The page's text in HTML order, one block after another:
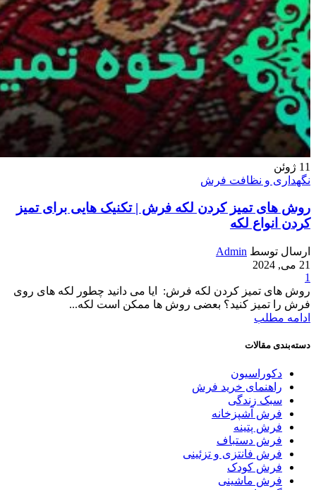
11 ژوئن
نگهداری و نظافت فرش
روش های تمیز کردن لکه فرش | تکنیک هایی برای تمیز
کردن انواع لکه
ارسال توسط Admin
21 می, 2024
1
روش های تمیز کردن لکه فرش: ایا می دانید چطور لکه های روی
فرش را تمیز کنید؟ بعضی روش ها ممکن است لکه...
ادامه مطلب
دسته‌بندی مقالات
دکوراسیون
راهنمای خرید فرش
سبک زندگی
فرش آشپزخانه
فرش پتینه
فرش دستباف
فرش فانتزی و تزئینی
فرش کودک
فرش ماشینی